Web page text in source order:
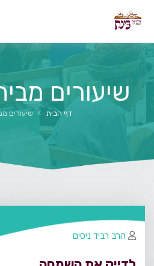
שיעורים
דף הבית שיעורים
הרב רביד ניסים